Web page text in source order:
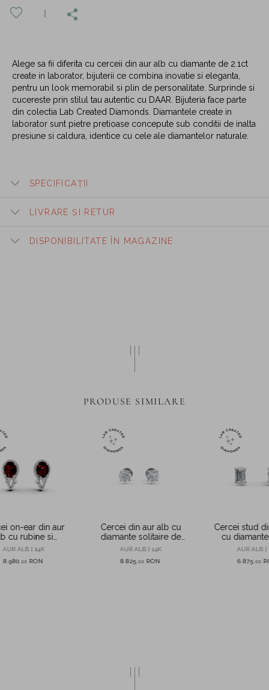
Alege sa fii diferita cu cerceii din aur alb cu diamante de 2.1ct
create in laborator, bijuterii ce combina inovatie si eleganta,
pentru un look memorabil si plin de personalitate. Surprinde si
cucereste prin stilul tau autentic cu DAAR. Bijuteria face parte
din colectia Lab Created Diamonds. Diamantele create in
laborator sunt pietre pretioase concepute sub conditii de inalta
presiune si caldura, identice cu cele ale diamantelor naturale.
SPECIFICAȚII
LIVRARE ȘI RETUR
DISPONIBILITATE ÎN MAGAZINE
PRODUSE SIMILARE
on-ear din aur
cu rubine si
de 5.1ct create
AUR ALB | 14K
8.980 ,00 RON
Cercei din aur alb cu
diamante solitaire de
1.54ct create in
AUR ALB | 14K
8.825 ,00 RON
Cercei stud
cu
create in
AUR ALB |
6.875 ,00